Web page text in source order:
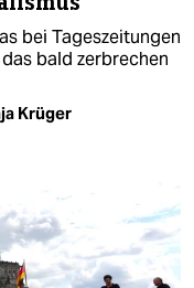
bei Tageszeitungen
bald zerbrechen
Krüger